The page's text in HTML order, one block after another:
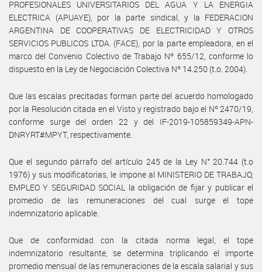
PROFESIONALES UNIVERSITARIOS DEL AGUA Y LA ENERGIA
ELECTRICA (APUAYE), por la parte sindical, y la FEDERACION
ARGENTINA DE COOPERATIVAS DE ELECTRICIDAD Y OTROS
SERVICIOS PUBLICOS LTDA. (FACE), por la parte empleadora, en el
marco del Convenio Colectivo de Trabajo Nº 655/12, conforme lo
dispuesto en la Ley de Negociación Colectiva Nº 14.250 (t.o. 2004).
Que las escalas precitadas forman parte del acuerdo homologado
por la Resolución citada en el Visto y registrado bajo el Nº 2470/19,
conforme surge del orden 22 y del IF-2019-105859349-APN-
DNRYRT#MPYT, respectivamente.
Que el segundo párrafo del artículo 245 de la Ley N° 20.744 (t.o
1976) y sus modificatorias, le impone al MINISTERIO DE TRABAJO,
EMPLEO Y SEGURIDAD SOCIAL la obligación de fijar y publicar el
promedio de las remuneraciones del cual surge el tope
indemnizatorio aplicable.
Que de conformidad con la citada norma legal, el tope
indemnizatorio resultante, se determina triplicando el importe
promedio mensual de las remuneraciones de la escala salarial y sus